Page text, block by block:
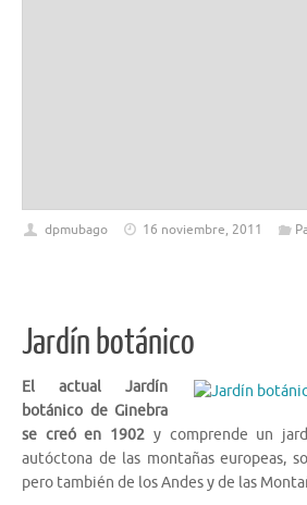
dpmubago 16 noviembre, 2011
Jardín botánico
El actual Jardín
botánico de Ginebra
se creó en 1902 y comprende un
autóctona de las montañas europeas,
pero también de los Andes y de las